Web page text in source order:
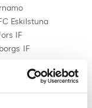
Eskilstuna
IF
IF
Honka